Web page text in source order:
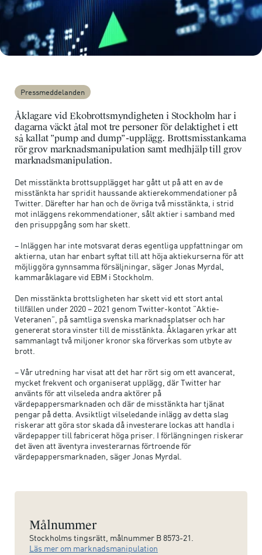
Pressmeddelanden
Åklagare vid Ekobrottsmyndigheten i Stockholm har i
dagarna väckt åtal mot tre personer för delaktighet i ett
så kallat ”pump and dump”-upplägg. Brottsmisstankarna
rör grov marknadsmanipulation samt medhjälp till grov
marknadsmanipulation.
Det misstänkta brottsupplägget har gått ut på att en av de
misstänkta har spridit haussande aktierekommendationer på
Twitter. Därefter har han och de övriga två misstänkta, i strid
mot inläggens rekommendationer, sålt aktier i samband med
den prisuppgång som har skett.
– Inläggen har inte motsvarat deras egentliga uppfattningar om
aktierna, utan har enbart syftat till att höja aktiekurserna för att
möjliggöra gynnsamma försäljningar, säger Jonas Myrdal,
kammaråklagare vid EBM i Stockholm.
Den misstänkta brottsligheten har skett vid ett stort antal
tillfällen under 2020 – 2021 genom Twitter-kontot ”Aktie-
Veteranen”, på samtliga svenska marknadsplatser och har
genererat stora vinster till de misstänkta. Åklagaren yrkar att
sammanlagt två miljoner kronor ska förverkas som utbyte av
brott.
– Vår utredning har visat att det har rört sig om ett avancerat,
mycket frekvent och organiserat upplägg, där Twitter har
använts för att vilseleda andra aktörer på
värdepappersmarknaden och där de misstänkta har tjänat
pengar på detta. Avsiktligt vilseledande inlägg av detta slag
riskerar att göra stor skada då investerare lockas att handla i
värdepapper till fabricerat höga priser. I förlängningen riskerar
det även att äventyra investerarnas förtroende för
värdepappersmarknaden, säger Jonas Myrdal.
Målnummer
Stockholms tingsrätt, målnummer B 8573-21.
Läs mer om marknadsmanipulation